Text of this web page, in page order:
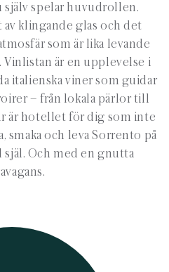
själv spelar huvudrollen.
klingande glas och det
som är lika levande
Vinlistan är en upplevelse i
italienska viner som guidar
– från lokala pärlor till
är hotellet för dig som inte
smaka och leva Sorrento på
Och med en gnutta